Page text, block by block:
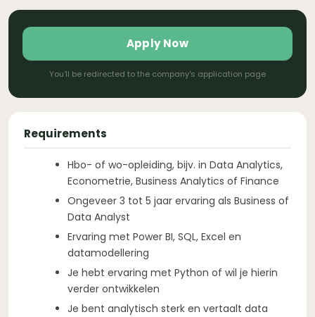
Apply Now
You'll be redirected to the company's application page
Requirements
Hbo- of wo-opleiding, bijv. in Data Analytics,
Econometrie, Business Analytics of Finance
Ongeveer 3 tot 5 jaar ervaring als Business of
Data Analyst
Ervaring met Power BI, SQL, Excel en
datamodellering
Je hebt ervaring met Python of wil je hierin
verder ontwikkelen
Je bent analytisch sterk en vertaalt data